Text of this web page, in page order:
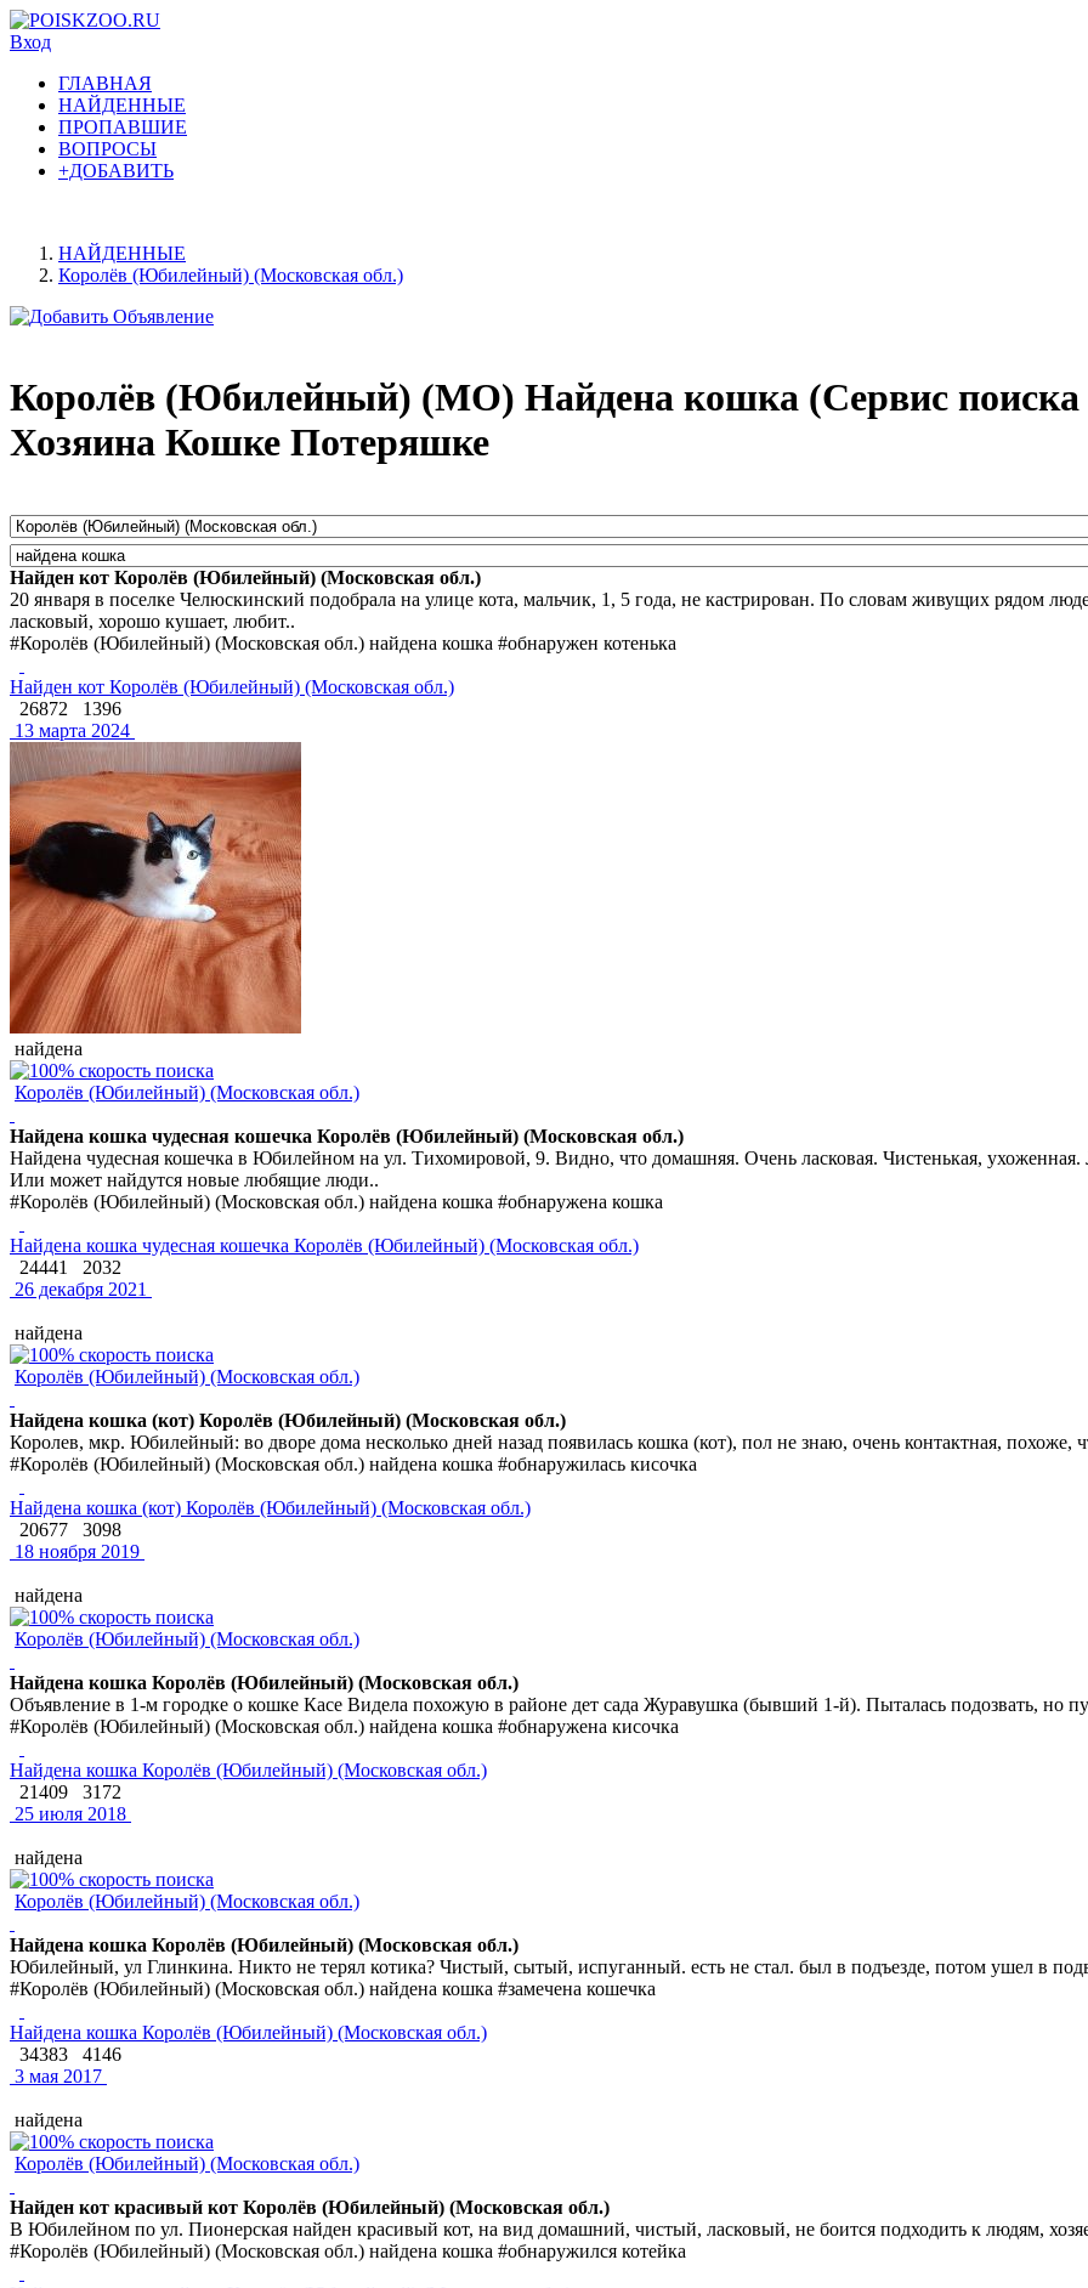
Вход
ГЛАВНАЯ
НАЙДЕННЫЕ
ПРОПАВШИЕ
ВОПРОСЫ
+ДОБАВИТЬ
НАЙДЕННЫЕ
Королёв (Юбилейный) (Московская обл.)
Королёв (Юбилейный) (МО) Найдена кошка (Сервис
Хозяина Кошке Потеряшке
Найден кот Королёв (Юбилейный) (Московская обл.)
20 января в поселке Челюскинский подобрала на улице кота, мальчик, 1, 5 года, не кастрирован. По словам живущих рядом
ласковый, хорошо кушает, любит..
#Королёв (Юбилейный) (Московская обл.) найдена кошка #обнаружен котенька
Найден кот Королёв (Юбилейный) (Московская обл.)
26872
1396
13 марта 2024
найдена
Королёв (Юбилейный) (Московская обл.)
Найдена кошка чудесная кошечка Королёв (Юбилейный) (Московская обл.)
Найдена чудесная кошечка в Юбилейном на ул. Тихомировой, 9. Видно, что домашняя. Очень ласковая. Чистенькая, ухоженная.
Или может найдутся новые любящие люди..
#Королёв (Юбилейный) (Московская обл.) найдена кошка #обнаружена кошка
Найдена кошка чудесная кошечка Королёв (Юбилейный) (Московская обл.)
24441
2032
26 декабря 2021
найдена
Королёв (Юбилейный) (Московская обл.)
Найдена кошка (кот) Королёв (Юбилейный) (Московская обл.)
Королев, мкр. Юбилейный: во дворе дома несколько дней назад появилась кошка (кот), пол не знаю, очень контактная, похоже,
#Королёв (Юбилейный) (Московская обл.) найдена кошка #обнаружилась кисочка
Найдена кошка (кот) Королёв (Юбилейный) (Московская обл.)
20677
3098
18 ноября 2019
найдена
Королёв (Юбилейный) (Московская обл.)
Найдена кошка Королёв (Юбилейный) (Московская обл.)
Объявление в 1-м городке о кошке Касе Видела похожую в районе дет сада Журавушка (бывший 1-й). Пыталась подозвать, но
#Королёв (Юбилейный) (Московская обл.) найдена кошка #обнаружена кисочка
Найдена кошка Королёв (Юбилейный) (Московская обл.)
21409
3172
25 июля 2018
найдена
Королёв (Юбилейный) (Московская обл.)
Найдена кошка Королёв (Юбилейный) (Московская обл.)
Юбилейный, ул Глинкина. Никто не терял котика? Чистый, сытый, испуганный. есть не стал. был в подъезде, потом ушел в
#Королёв (Юбилейный) (Московская обл.) найдена кошка #замечена кошечка
Найдена кошка Королёв (Юбилейный) (Московская обл.)
34383
4146
3 мая 2017
найдена
Королёв (Юбилейный) (Московская обл.)
Найден кот красивый кот Королёв (Юбилейный) (Московская обл.)
В Юбилейном по ул. Пионерская найден красивый кот, на вид домашний, чистый, ласковый, не боится подходить к людям,
#Королёв (Юбилейный) (Московская обл.) найдена кошка #обнаружился котейка